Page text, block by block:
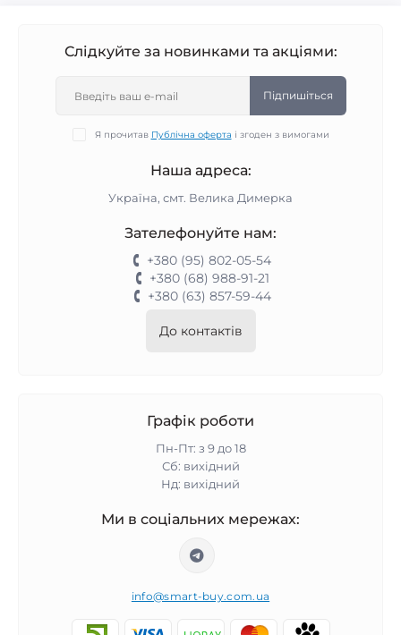
Слідкуйте за новинками та акціями:
Підпишіться
Я прочитав Публічна оферта і згоден з вимогами
Наша адреса:
Україна, смт. Велика Димерка
Зателефонуйте нам:
+380 (95) 802-05-54
+380 (68) 988-91-21
+380 (63) 857-59-44
До контактів
Графік роботи
Пн-Пт: з 9 до 18
Сб: вихідний
Нд: вихідний
Ми в соціальних мережах:
info@smart-buy.com.ua